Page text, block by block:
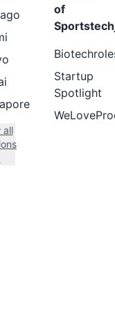
all
of
Startup
Spotlight